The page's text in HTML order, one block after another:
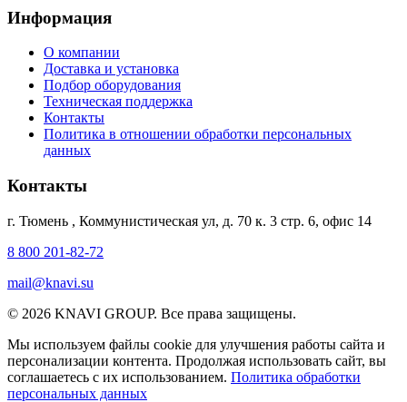
Информация
О компании
Доставка и установка
Подбор оборудования
Техническая поддержка
Контакты
Политика в отношении обработки персональных
данных
Контакты
г. Тюмень , Коммунистическая ул, д. 70 к. 3 стр. 6, офис 14
8 800 201-82-72
mail@knavi.su
© 2026 KNAVI GROUP. Все права защищены.
Мы используем файлы cookie для улучшения работы сайта и
персонализации контента. Продолжая использовать сайт, вы
соглашаетесь с их использованием. Политика обработки
персональных данных